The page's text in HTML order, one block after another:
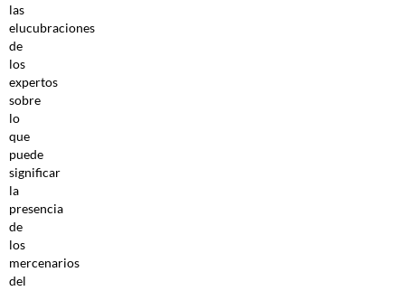
las
elucubraciones
de
los
expertos
sobre
lo
que
puede
significar
la
presencia
de
los
mercenarios
del